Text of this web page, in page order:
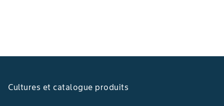
Cultures et catalogue produits